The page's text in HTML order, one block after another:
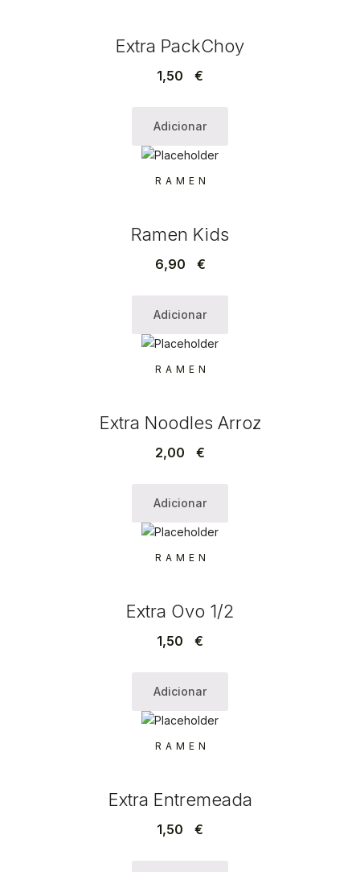
Extra PackChoy
1,50 €
Adicionar
RAMEN
Ramen Kids
6,90 €
Adicionar
RAMEN
Extra Noodles Arroz
2,00 €
Adicionar
RAMEN
Extra Ovo 1/2
1,50 €
Adicionar
RAMEN
Extra Entremeada
1,50 €